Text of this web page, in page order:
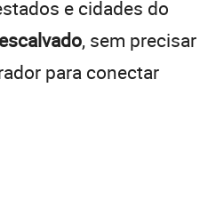
e cidades do
, sem precisar
para conectar